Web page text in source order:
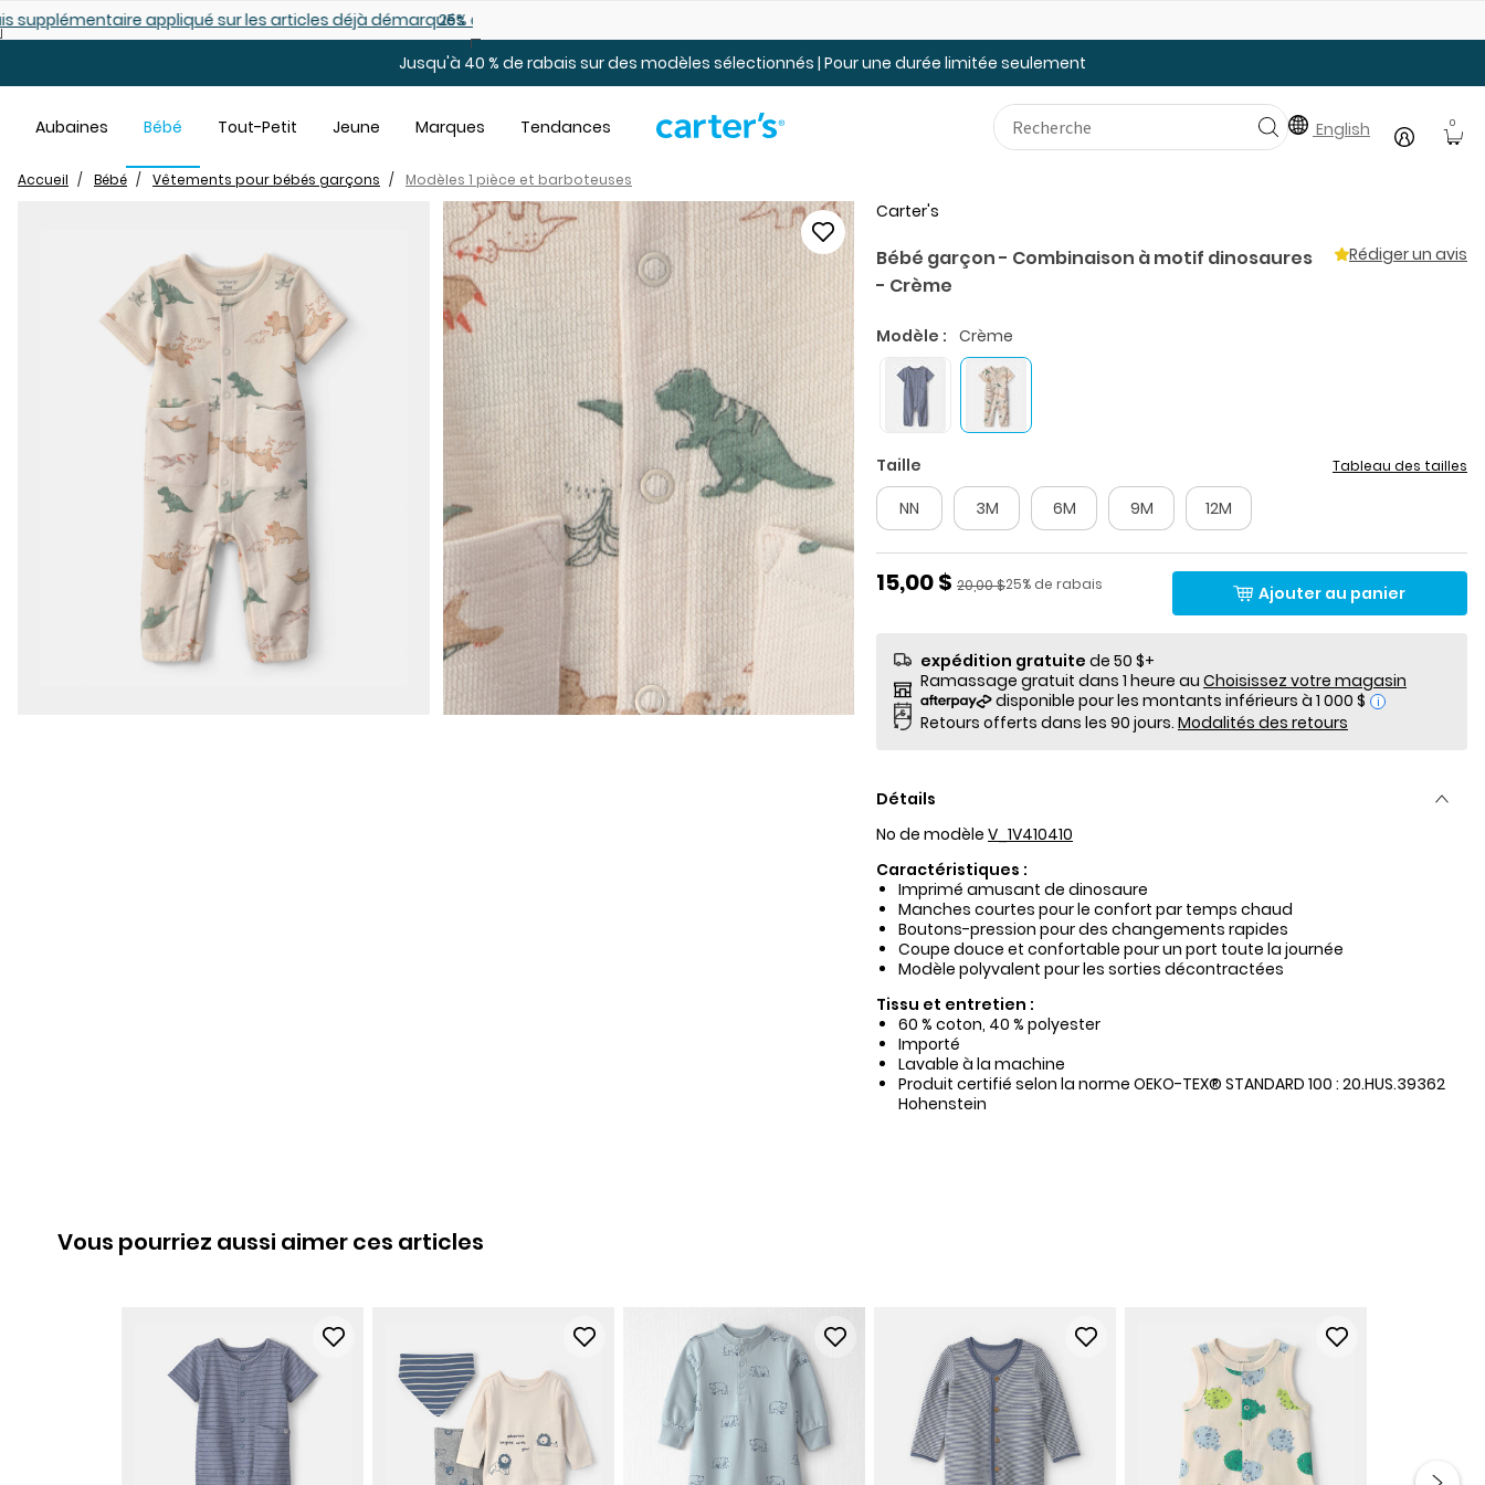
démarqués25% de rabais: modèles pour bébé
Jusqu'à 40 % de rabais sur des modèles sélectionnés | Pour une durée limitée seulement
Aubaines Bébé Tout-Petit Jeune Marques Tendances English 0
Accueil Bébé Vêtements pour bébés garçons Modèles 1 pièce et barboteuses
Carter's
Bébé garçon - Combinaison à motif dinosaures
- Crème
Rédiger un avis
Modèle : Crème
Taille Tableau des tailles
NN 3M 6M 9M 12M
Prix de solde
15,00 $ Pourcentage de rabais
25% de rabais
Prix ​​de détail suggéré par le fabricant
20,00 $ Ajouter au panier
expédition gratuite de 50 $+
Ramassage gratuit dans 1 heure au Choisissez votre magasin
i
Retours offerts dans les 90 jours. Modalités des retours
Détails
No de modèle V_1V410410
Caractéristiques :
Imprimé amusant de dinosaure
Manches courtes pour le confort par temps chaud
Boutons-pression pour des changements rapides
Coupe douce et confortable pour un port toute la journée
Modèle polyvalent pour les sorties décontractées
Tissu et entretien :
60 % coton, 40 % polyester
Importé
Lavable à la machine
Produit certifié selon la norme OEKO-TEX® STANDARD 100 : 20.HUS.39362
Hohenstein
Vous pourriez aussi aimer ces articles